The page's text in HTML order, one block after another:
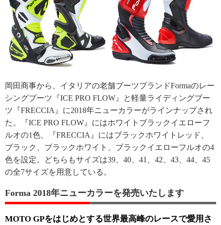
岡田商事から、イタリアの老舗ブーツブランドFormaのレー
シングブーツ『ICE PRO FLOW』と軽量ライディングブー
ツ『FRECCIA』に2018年ニューカラーがラインナップされ
た。『ICE PRO FLOW』にはホワイトブラックイエローフ
ルオの1色、『FRECCIA』にはブラックホワイトレッド、
ブラック、ブラックホワイト、ブラックイエローフルオの4
色を設定。どちらもサイズは39、40、41、42、43、44、45
の全7サイズを用意している。
Forma 2018年ニューカラーを発売いたします
MOTO GPをはじめとする世界最高峰のレースで愛用さ